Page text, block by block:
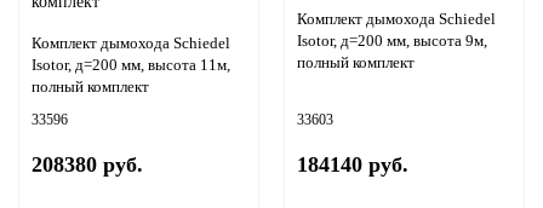
Комплект дымохода Schiedel
Isotor, д=200 мм, высота 11м,
полный комплект
33596
208380 руб.
Комплект дымохода Schiedel
Isotor, д=200 мм, высота 9м,
полный комплект
33603
184140 руб.